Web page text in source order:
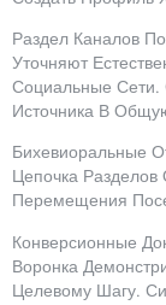
Раздел Каналов
Уточняют
Социальные Сети.
Источника В
Бихевиоральные
Цепочка
Перемещения
Конверсионные
Воронка
Целевому Шагу.